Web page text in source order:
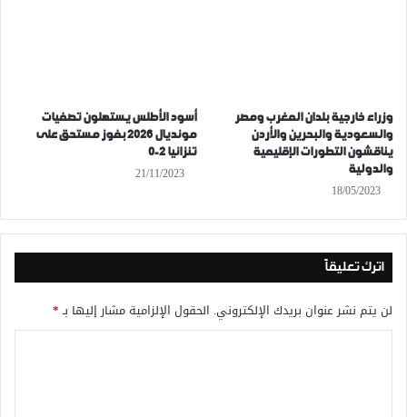
وزراء خارجية بلدان المغرب ومصر
والسعودية والبحرين والأردن
يناقشون التطورات الإقليمية
والدولية
18/05/2023
أسود الأطلس يستهلون تصفيات
مونديال 2026 بفوز مستحق على
تنزانيا 2-0
21/11/2023
اترك تعليقاً
لن يتم نشر عنوان بريدك الإلكتروني. الحقول الإلزامية مشار إليها بـ*